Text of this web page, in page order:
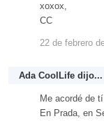
xoxox,
CC
22 de febrero
Ada CoolLife dijo...
Me acordé de
En Prada, en